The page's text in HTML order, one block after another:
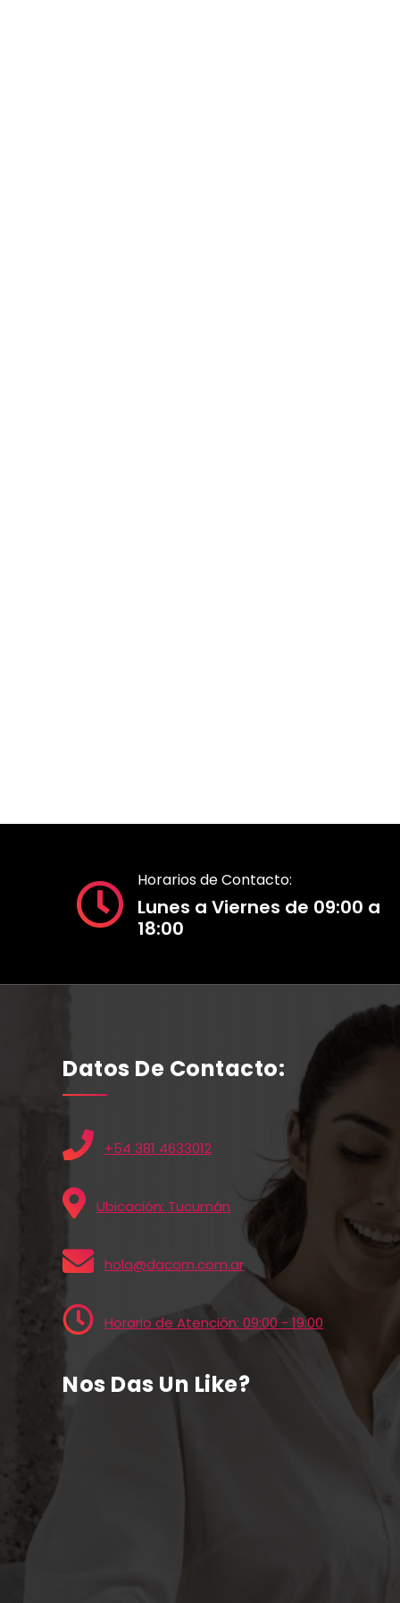
Horarios de Contacto:
Lunes a Viernes de 09:00 a
18:00
Datos De Contacto:
+54 381 4633012
Ubicación: Tucumán
hola@dacom.com.ar
Horario de Atención: 09:00 - 19:00
Nos Das Un Like?